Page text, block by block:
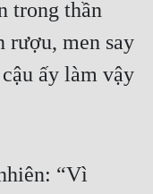
trong thần
rượu, men say
ấy làm vậy
“Vì